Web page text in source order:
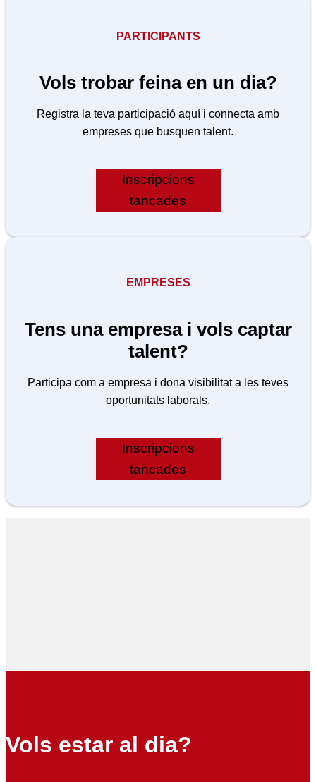
PARTICIPANTS
Vols trobar feina en un dia?
Registra la teva participació aquí i connecta amb
empreses que busquen talent.
Inscripcions
tancades
EMPRESES
Tens una empresa i vols captar
talent?
Participa com a empresa i dona visibilitat a les teves
oportunitats laborals.
Inscripcions
tancades
Vols estar al dia?